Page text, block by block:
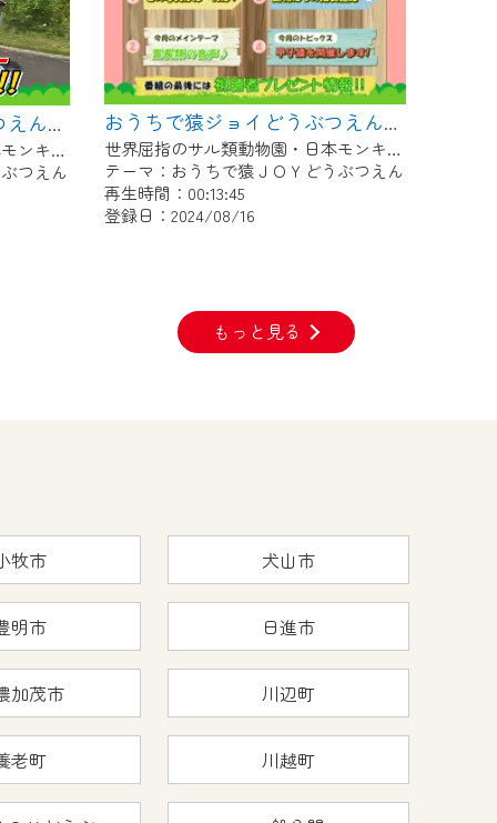
おうちで猿ジョイどうぶつえん～霊長類だけじゃない！？ 夏休みは日本モンキーセンターへ！～（2024年8月16日初回放送）
世界屈指のサル類動物園・日本モンキーセンター協力の親子で学べる動物番組。
つえん
おうちで猿ジョイどうぶつえん～霊長類の音声～（2024年7月16日初回放送）
世界屈指のサル類動物園・日本モンキーセンター協力の親子で学べる動物番組。
テーマ：おうちで猿ＪＯＹどうぶつえん
再生時間：00:13:45
登録日：2024/08/16
もっと見る
牧市 犬山市
明市 日進市
加茂市 川辺町
老町 川越町